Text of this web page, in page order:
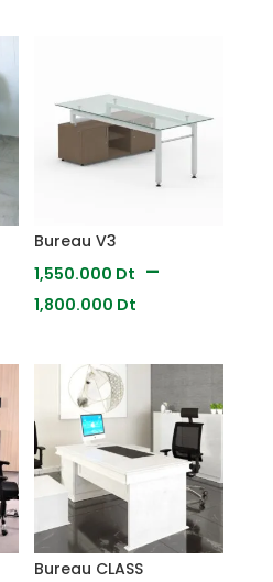
Bureau V3
1,550.000 Dt –
1,800.000 Dt
prix :
1,550.000
Dt
à
1,800.000
Bureau CLASS